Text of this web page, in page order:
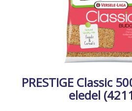
ÉLŐ ÉDESVÍZI
ÉLŐ TENGERI
KISÁLLATOK
NÖVÉNYEK
PRESTIGE Classic
eledel